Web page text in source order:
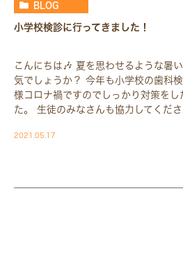
BLOG
小学校検診に行ってきました！
こんにちは🎶 夏を思わせるような暑
気でしょうか？ 今年も小学校の歯科
様コロナ禍ですのでしっかり対策をし
た。 生徒のみなさんも協力してくだ
2021.05.17